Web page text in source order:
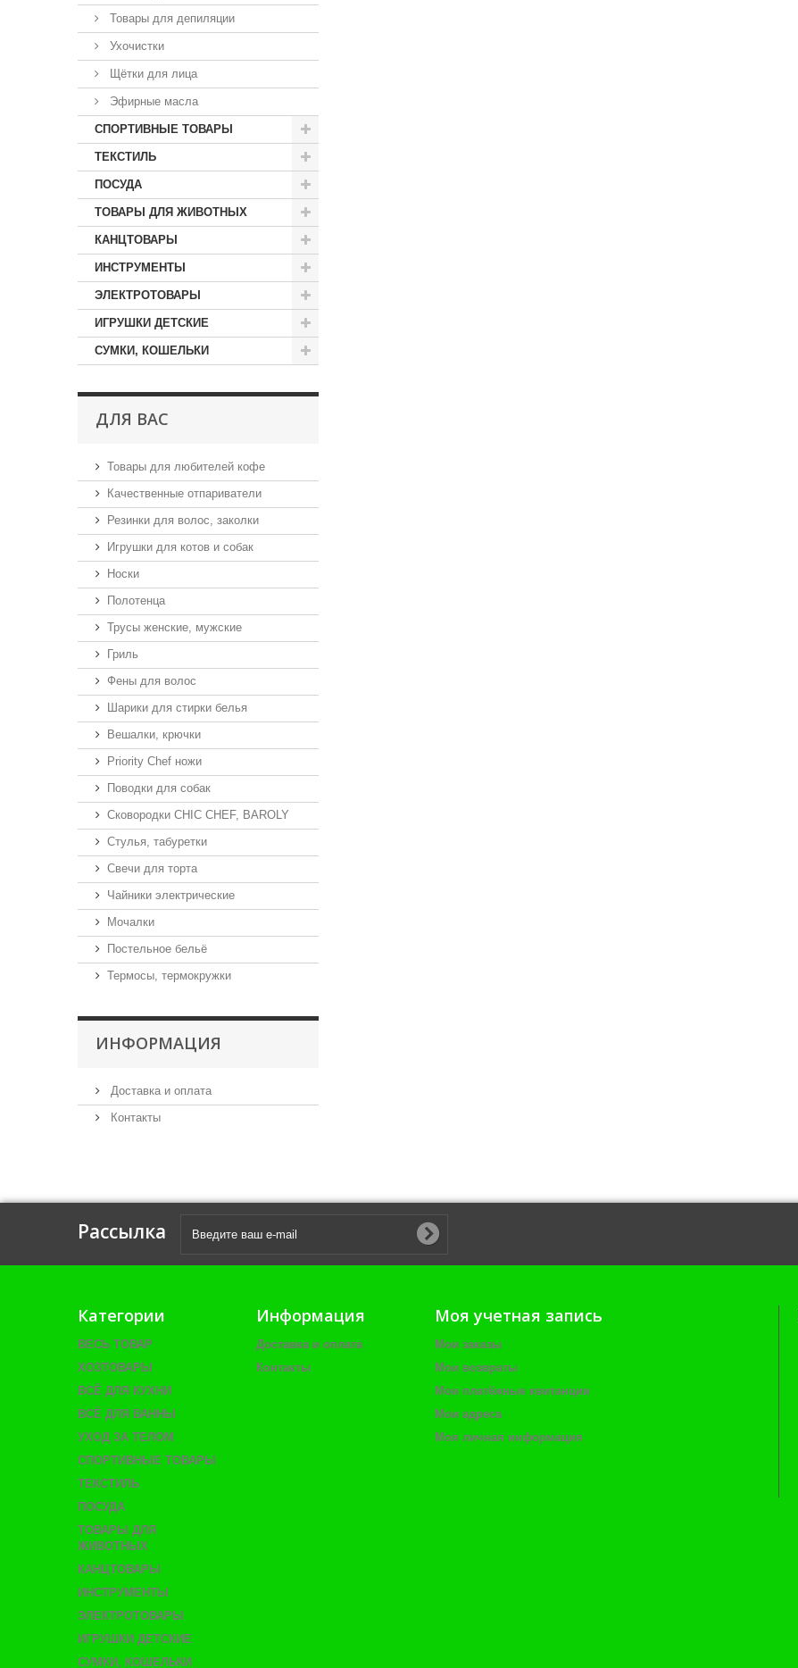
Товары для депиляции
Ухочистки
Щётки для лица
Эфирные масла
СПОРТИВНЫЕ ТОВАРЫ
ТЕКСТИЛЬ
ПОСУДА
ТОВАРЫ ДЛЯ ЖИВОТНЫХ
КАНЦТОВАРЫ
ИНСТРУМЕНТЫ
ЭЛЕКТРОТОВАРЫ
ИГРУШКИ ДЕТСКИЕ
СУМКИ, КОШЕЛЬКИ
ДЛЯ ВАС
Товары для любителей кофе
Качественные отпариватели
Резинки для волос, заколки
Игрушки для котов и собак
Носки
Полотенца
Трусы женские, мужские
Гриль
Фены для волос
Шарики для стирки белья
Вешалки, крючки
Priority Chef ножи
Поводки для собак
Сковородки CHIC CHEF, BAROLY
Стулья, табуретки
Свечи для торта
Чайники электрические
Мочалки
Постельное бельё
Термосы, термокружки
ИНФОРМАЦИЯ
Доставка и оплата
Контакты
Рассылка
Категории
ВЕСЬ ТОВАР
ХОЗТОВАРЫ
ВСЁ ДЛЯ КУХНИ
ВСЁ ДЛЯ ВАННЫ
УХОД ЗА ТЕЛОМ
СПОРТИВНЫЕ ТОВАРЫ
ТЕКСТИЛЬ
ПОСУДА
ТОВАРЫ ДЛЯ
ЖИВОТНЫХ
КАНЦТОВАРЫ
ИНСТРУМЕНТЫ
ЭЛЕКТРОТОВАРЫ
ИГРУШКИ ДЕТСКИЕ
СУМКИ, КОШЕЛЬКИ
Информация
Доставка и оплата
Контакты
Моя учетная запись
Мои заказы
Мои возвраты
Мои платёжные квитанции
Мои адреса
Моя личная информация